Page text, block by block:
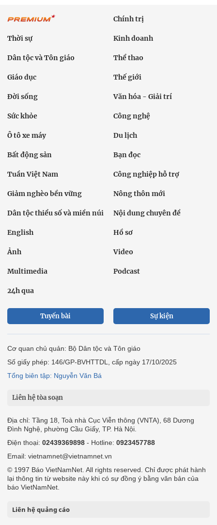
Chính trị
Thời sự Kinh doanh
Dân tộc và Tôn giáo Thể thao
Giáo dục Thế giới
Đời sống Văn hóa - Giải trí
Sức khỏe Công nghệ
Ô tô xe máy Du lịch
Bất động sản Bạn đọc
Tuần Việt Nam Công nghiệp hỗ trợ
Giảm nghèo bền vững Nông thôn mới
Dân tộc thiểu số và miền núi Nội dung chuyên đề
English Hồ sơ
Ảnh Video
Multimedia Podcast
24h qua
Tuyến bài Sự kiện
Cơ quan chủ quản: Bộ Dân tộc và Tôn giáo
Số giấy phép: 146/GP-BVHTTDL, cấp ngày 17/10/2025
Tổng biên tập: Nguyễn Văn Bá
Liên hệ tòa soạn
Địa chỉ: Tầng 18, Toà nhà Cục Viễn thông (VNTA), 68 Dương
Đình Nghệ, phường Cầu Giấy, TP. Hà Nội.
Điện thoại: 02439369898 - Hotline: 0923457788
Email: vietnamnet@vietnamnet.vn
© 1997 Báo VietNamNet. All rights reserved. Chỉ được phát hành
lại thông tin từ website này khi có sự đồng ý bằng văn bản của
báo VietNamNet.
Liên hệ quảng cáo